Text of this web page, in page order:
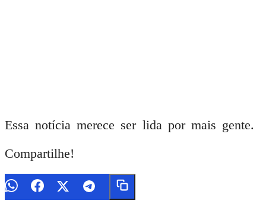
Essa notícia merece ser lida por mais gente.
Compartilhe!